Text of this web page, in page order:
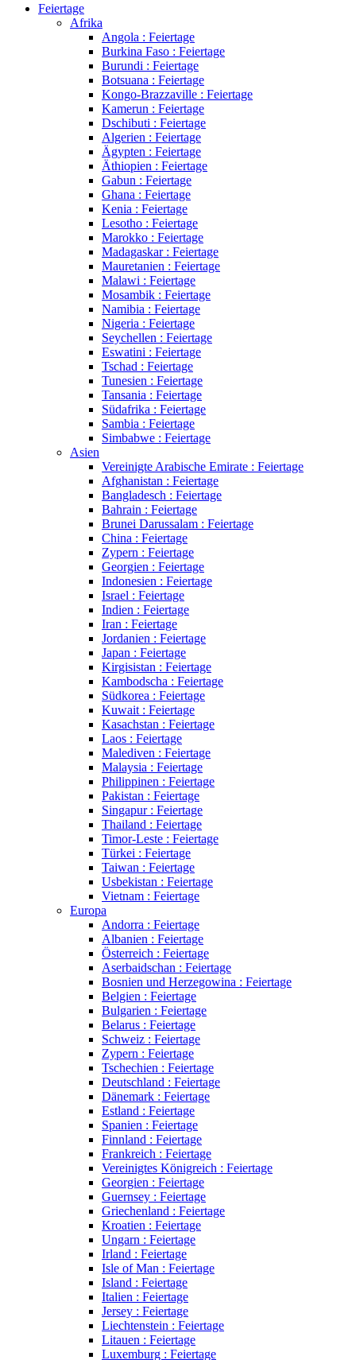
Feiertage
Afrika
Angola : Feiertage
Burkina Faso : Feiertage
Burundi : Feiertage
Botsuana : Feiertage
Kongo-Brazzaville : Feiertage
Kamerun : Feiertage
Dschibuti : Feiertage
Algerien : Feiertage
Ägypten : Feiertage
Äthiopien : Feiertage
Gabun : Feiertage
Ghana : Feiertage
Kenia : Feiertage
Lesotho : Feiertage
Marokko : Feiertage
Madagaskar : Feiertage
Mauretanien : Feiertage
Malawi : Feiertage
Mosambik : Feiertage
Namibia : Feiertage
Nigeria : Feiertage
Seychellen : Feiertage
Eswatini : Feiertage
Tschad : Feiertage
Tunesien : Feiertage
Tansania : Feiertage
Südafrika : Feiertage
Sambia : Feiertage
Simbabwe : Feiertage
Asien
Vereinigte Arabische Emirate : Feiertage
Afghanistan : Feiertage
Bangladesch : Feiertage
Bahrain : Feiertage
Brunei Darussalam : Feiertage
China : Feiertage
Zypern : Feiertage
Georgien : Feiertage
Indonesien : Feiertage
Israel : Feiertage
Indien : Feiertage
Iran : Feiertage
Jordanien : Feiertage
Japan : Feiertage
Kirgisistan : Feiertage
Kambodscha : Feiertage
Südkorea : Feiertage
Kuwait : Feiertage
Kasachstan : Feiertage
Laos : Feiertage
Malediven : Feiertage
Malaysia : Feiertage
Philippinen : Feiertage
Pakistan : Feiertage
Singapur : Feiertage
Thailand : Feiertage
Timor-Leste : Feiertage
Türkei : Feiertage
Taiwan : Feiertage
Usbekistan : Feiertage
Vietnam : Feiertage
Europa
Andorra : Feiertage
Albanien : Feiertage
Österreich : Feiertage
Aserbaidschan : Feiertage
Bosnien und Herzegowina : Feiertage
Belgien : Feiertage
Bulgarien : Feiertage
Belarus : Feiertage
Schweiz : Feiertage
Zypern : Feiertage
Tschechien : Feiertage
Deutschland : Feiertage
Dänemark : Feiertage
Estland : Feiertage
Spanien : Feiertage
Finnland : Feiertage
Frankreich : Feiertage
Vereinigtes Königreich : Feiertage
Georgien : Feiertage
Guernsey : Feiertage
Griechenland : Feiertage
Kroatien : Feiertage
Ungarn : Feiertage
Irland : Feiertage
Isle of Man : Feiertage
Island : Feiertage
Italien : Feiertage
Jersey : Feiertage
Liechtenstein : Feiertage
Litauen : Feiertage
Luxemburg : Feiertage